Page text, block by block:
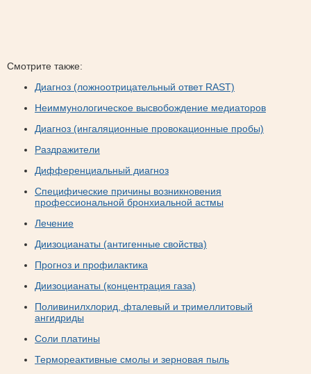
Смотрите также:
Диагноз (ложноотрицательный ответ RAST)
Неиммунологическое высвобождение медиаторов
Диагноз (ингаляционные провокационные пробы)
Раздражители
Дифференциальный диагноз
Специфические причины возникновения
профессиональной бронхиальной астмы
Лечение
Диизоцианаты (антигенные свойства)
Прогноз и профилактика
Диизоцианаты (концентрация газа)
Поливинилхлорид, фталевый и тримеллитовый
ангидриды
Соли платины
Термореактивные смолы и зерновая пыль